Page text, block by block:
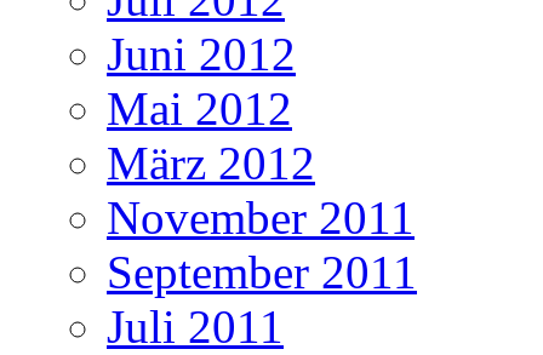
Juni 2012
Mai 2012
März 2012
November 2011
September 2011
Juli 2011